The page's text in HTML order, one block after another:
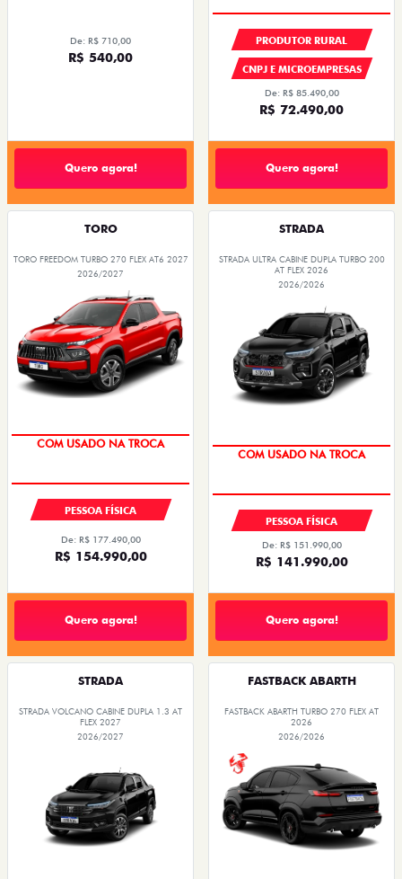
De: R$ 710,00
R$ 540,00
Quero agora!
PRODUTOR RURAL
CNPJ E MICROEMPRESAS
De: R$ 85.490,00
R$ 72.490,00
Quero agora!
TORO
TORO FREEDOM TURBO 270 FLEX AT6 2027
2026/2027
PESSOA FÍSICA
De: R$ 177.490,00
R$ 154.990,00
Quero agora!
STRADA
STRADA ULTRA CABINE DUPLA TURBO 200
AT FLEX 2026
2026/2026
PESSOA FÍSICA
De: R$ 151.990,00
R$ 141.990,00
Quero agora!
STRADA
STRADA VOLCANO CABINE DUPLA 1.3 AT
FLEX 2027
2026/2027
FASTBACK ABARTH
FASTBACK ABARTH TURBO 270 FLEX AT
2026
2026/2026